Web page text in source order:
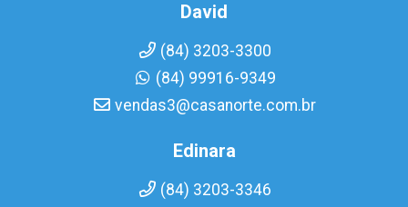
David
(84) 3203-3300
(84) 99916-9349
vendas3@casanorte.com.br
Edinara
(84) 3203-3346